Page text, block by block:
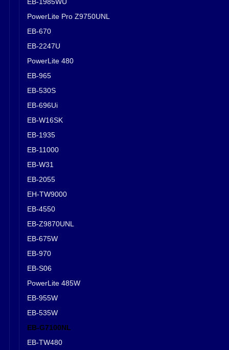
EB-1985WU
PowerLite Pro Z9750UNL
EB-670
EB-2247U
PowerLite 480
EB-965
EB-530S
EB-696Ui
EB-W16SK
EB-1935
EB-11000
EB-W31
EB-2055
EH-TW9000
EB-4550
EB-Z9870UNL
EB-675W
EB-970
EB-S06
PowerLite 485W
EB-955W
EB-535W
EB-G7100NL
EB-TW480